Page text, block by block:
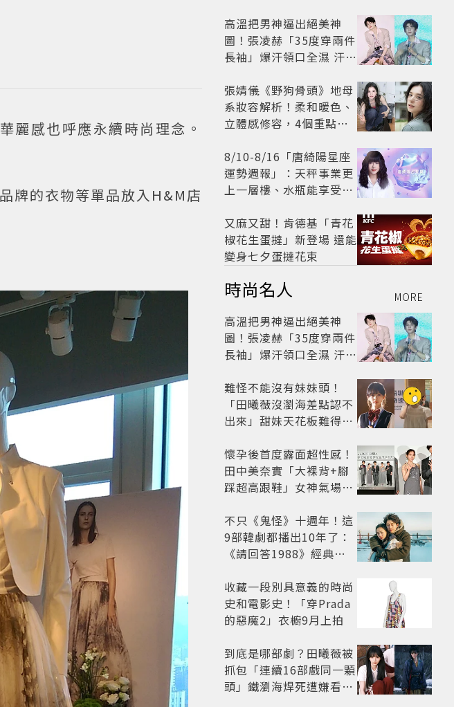
麗感也呼應永續時尚理念。
牌的衣物等單品放入H&M店
高溫把男神逼出絕美神
圖！張凌赫「35度穿兩件
長袖」爆汗領口全濕 汗珠
張婧儀《野狗骨頭》地母
系妝容解析！柔和暖色、
立體感修容，4個重點打
8/10-8/16「唐綺陽星座
運勢週報」：天秤事業更
上一層樓、水瓶能享受肉
三角關係
又麻又甜！肯德基「青花
椒花生蛋撻」新登場 還能
變身七夕蛋撻花束
時尚名人 MORE
高溫把男神逼出絕美神
圖！張凌赫「35度穿兩件
長袖」爆汗領口全濕 汗珠
難怪不能沒有妹妹頭！
「田曦薇沒瀏海差點認不
出來」甜妹天花板難得露
懷孕後首度露面超性感！
田中美奈實「大裸背+腳
踩超高跟鞋」女神氣場全
不只《鬼怪》十週年！這
9部韓劇都播出10年了：
《請回答1988》經典不
收藏一段別具意義的時尚
史和電影史！「穿Prada
的惡魔2」衣櫥9月上拍
到底是哪部劇？田曦薇被
抓包「連續16部戲同一顆
頭」鐵瀏海焊死遭嫌看膩